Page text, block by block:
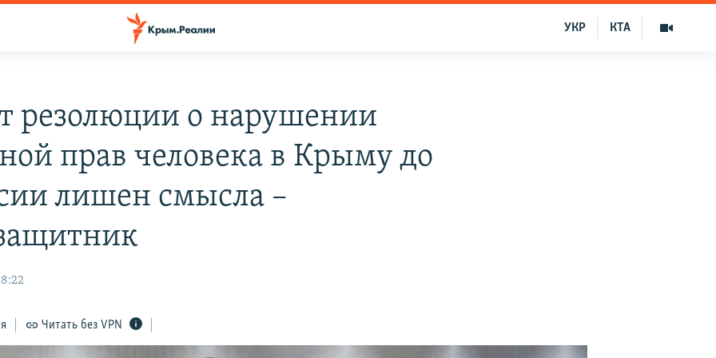
КТА
УКР
резолюции о нарушении
прав человека в Крыму до
лишен смысла –
Читать без VPN